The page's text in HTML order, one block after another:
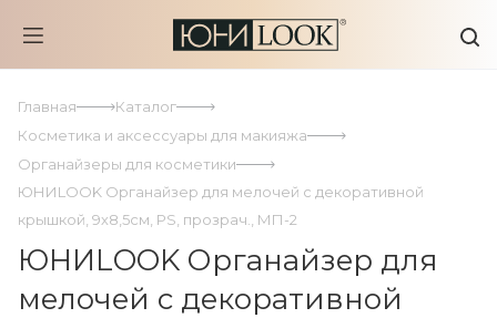
Главная
Каталог
Косметика и аксессуары для макияжа
Органайзеры для косметики
ЮНИLOOK Органайзер для мелочей с декоративной
крышкой, 9х8,5см, PS, прозрач., МП-2
ЮНИLOOK Органайзер для
мелочей с декоративной